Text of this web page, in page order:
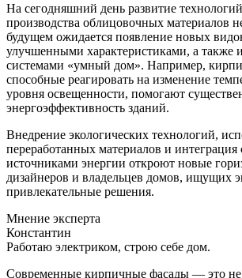
На сегодняшний день развитие
производства облицовочных материалов
будущем ожидается появление новых
улучшенными характеристиками, а также
системами «умный дом». Например,
способные реагировать на изменение
уровня освещенности, помогают
энергоэффективность зданий.
Внедрение экологических технологий,
переработанных материалов и
источниками энергии откроют новые
дизайнеров и владельцев домов, ищущих
привлекательные решения.
Мнение эксперта
Константин
Работаю электриком, строю себе дом.
Современные кирпичные фасады — это не